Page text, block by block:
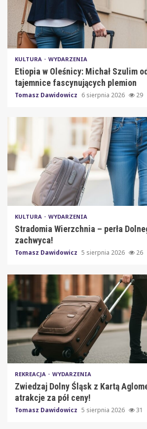
KULTURA WYDARZENIA
Etiopia w Oleśnicy: Michał Szulim
tajemnice fascynujących plemion
Tomasz Dawidowicz 6 sierpnia 2026 29
KULTURA WYDARZENIA
Stradomia Wierzchnia – perła
zachwyca!
Tomasz Dawidowicz 5 sierpnia 2026 26
REKREACJA WYDARZENIA
Zwiedzaj Dolny Śląsk z Kartą
atrakcje za pół ceny!
Tomasz Dawidowicz 5 sierpnia 2026 31